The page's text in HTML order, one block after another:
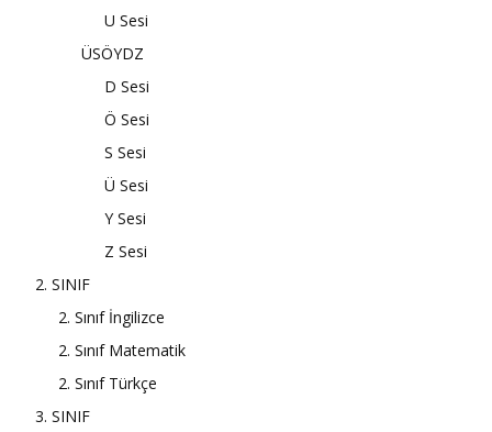
U Sesi
ÜSÖYDZ
D Sesi
Ö Sesi
S Sesi
Ü Sesi
Y Sesi
Z Sesi
2. SINIF
2. Sınıf İngilizce
2. Sınıf Matematik
2. Sınıf Türkçe
3. SINIF